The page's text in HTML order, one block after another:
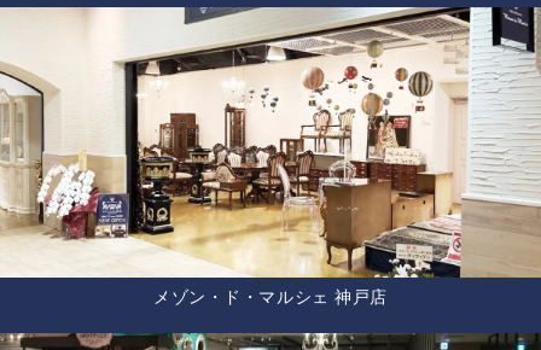
メゾン・ド・マルシェ 神戸店